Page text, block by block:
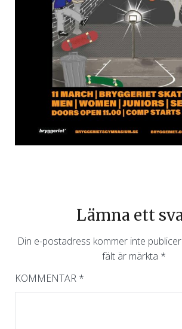
Lämna ett
Din e-postadress kommer inte
fält är märkta *
KOMMENTAR *